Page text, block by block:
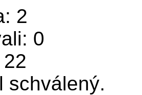
2
0
schválený.